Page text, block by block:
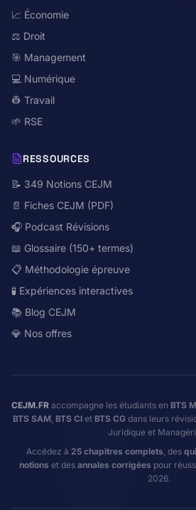
📈 Économie
⚖️ Droit
🎯 Management
💻 Numérique
👷 Travail
🌱 RSE
RESSOURCES
📝 349 Notions CEJM
📄 Fiches CEJM (PDF)
🎧 Podcast Révisions
📖 Glossaire (150+ termes)
📋 Méthodologie épreuve
🧪 Expériences interactives
📚 Blog CEJM
💎 Nos offres
CEJM.FR accompagne les étudiants en BTS
BTS SAM, BTS CI et BTS CG dans leurs
Juridique et
Accédez à 25 chapitres complets, des
notions et des annales corrigées pour
2026.